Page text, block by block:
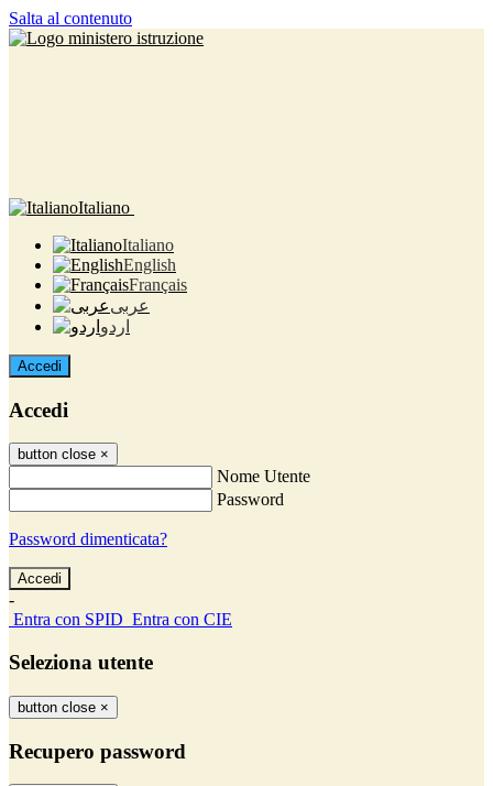
Salta al contenuto
Italiano
Italiano
English
Français
عربى
اردو
Accedi
Accedi
button close ×
Nome Utente
Password
Password dimenticata?
-
Entra con SPID Entra con CIE
Seleziona utente
button close ×
Recupero password